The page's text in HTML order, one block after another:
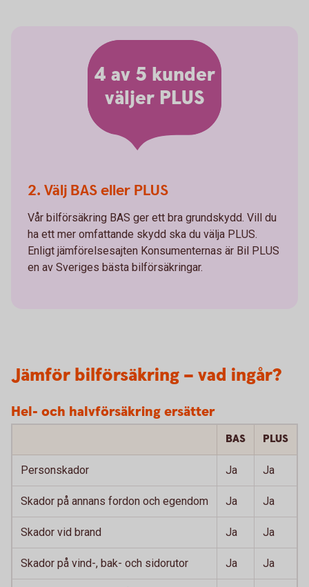
2. Välj BAS eller PLUS
Vår bilförsäkring BAS ger ett bra grundskydd. Vill du
ha ett mer omfattande skydd ska du välja PLUS.
Enligt jämförelsesajten Konsumenternas är Bil PLUS
en av Sveriges bästa bilförsäkringar.
4 av 5 kunder
väljer PLUS
Jämför bilförsäkring – vad ingår?
Hel- och halvförsäkring ersätter
BAS PLUS
Personskador Ja Ja
Skador på annans fordon och egendom Ja Ja
Skador vid brand Ja Ja
Skador på vind-, bak- och sidorutor Ja Ja